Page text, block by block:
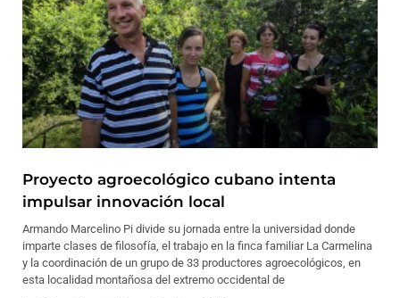
Proyecto agroecológico cubano intenta
impulsar innovación local
Armando Marcelino Pi divide su jornada entre la universidad donde
imparte clases de filosofía, el trabajo en la finca familiar La Carmelina
y la coordinación de un grupo de 33 productores agroecológicos, en
esta localidad montañosa del extremo occidental de